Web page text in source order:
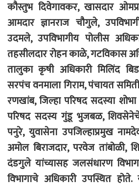
कौस्तुभ दिवेगावकर, खासदार
आमदार ज्ञानराज चौगुले,
उदमले, उपविभागीय पोलीस
तहसीलदार रोहन काळे, गटविकास
तालुका कृषी अधिकारी मिलिंद
सरपंच वनमाला गिराम, पंचायत
रणखांब, जिल्हा परिषद सदस्या
परिषद सदस्य गुंडू भुजबळ,
पनुरे, युवासेना उपजिल्हाप्रमुख
अमोल बिराजदार, परवेज तांबोळी,
दंडगुले यांच्यासह जलसंधारण
विभागाचे अधिकारी उपस्थित होते.